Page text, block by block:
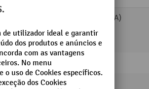
12 053 (ouvido do
70 dB(A)
baterias